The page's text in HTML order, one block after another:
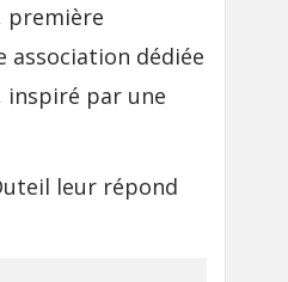
première
association dédiée
inspiré par une
leur répond